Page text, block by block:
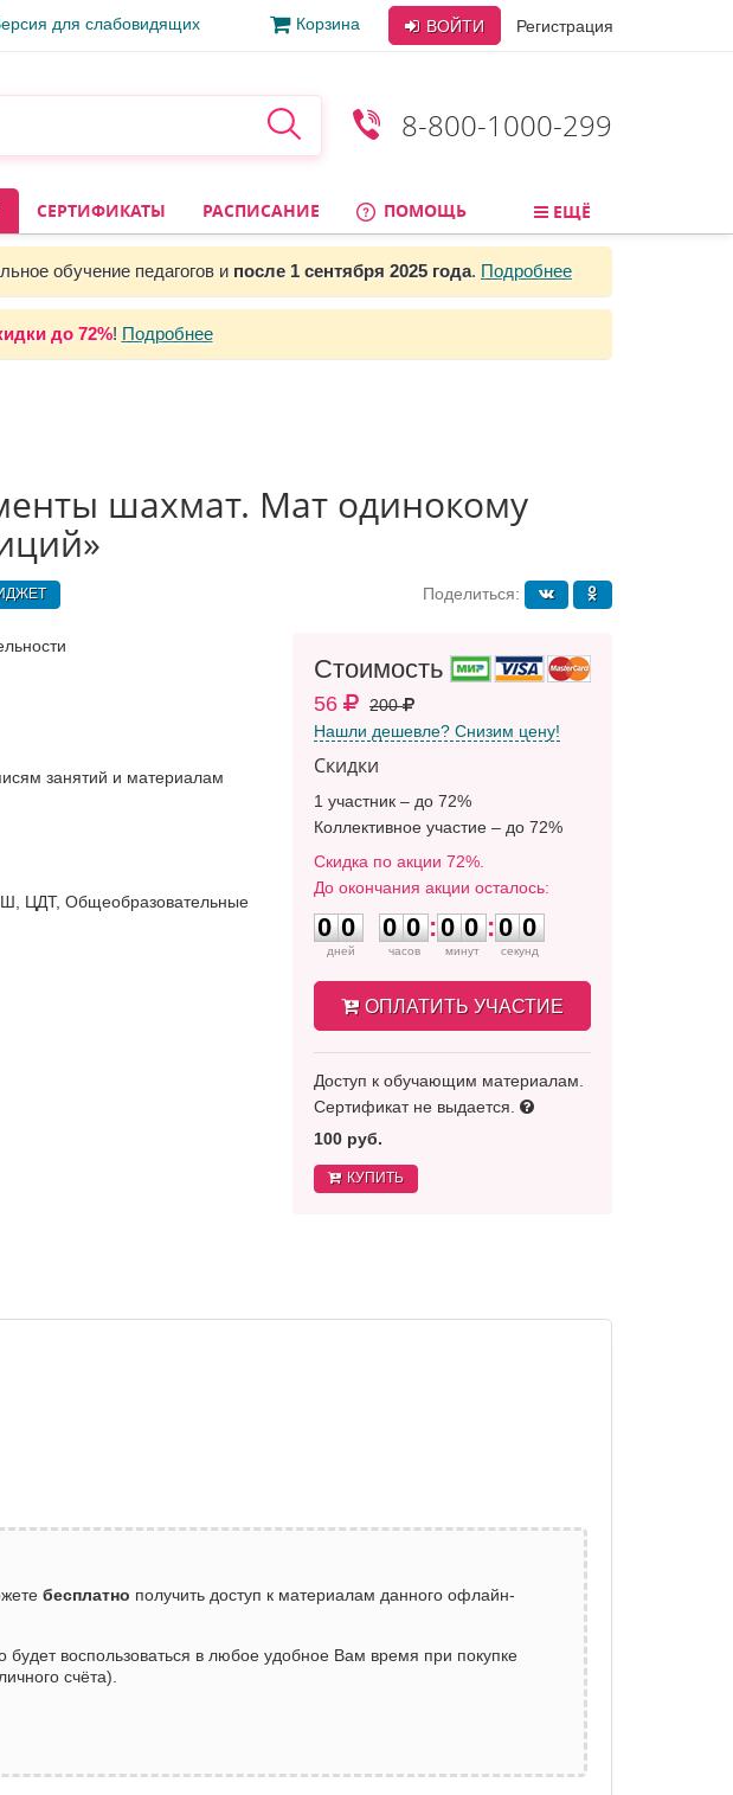
для слабовидящих Корзина ВОЙТИ Регистрация
8-800-1000-299
СЕРТИФИКАТЫ РАСПИСАНИЕ ПОМОЩЬ ЕЩЁ
обучение педагогов и после 1 сентября 2025 года. Подробнее
до 72%! Подробнее
шахмат. Мат одинокому
Поделиться:
занятий и материалам
ЦДТ, Общеобразовательные
Стоимость
56
200
Нашли дешевле? Снизим цену!
Скидки
1 участник – до 72%
Коллективное участие – до 72%
Скидка по акции 72%.
До окончания акции осталось:
0
0
0
0
дней
0
0
0
0
часов
:
0
0
0
0
минут
:
0
0
0
0
секунд
ОПЛАТИТЬ УЧАСТИЕ
Доступ к обучающим материалам.
Сертификат не выдается.
100 руб.
КУПИТЬ
бесплатно получить доступ к материалам данного офлайн-
воспользоваться в любое удобное Вам время при покупке
счёта).